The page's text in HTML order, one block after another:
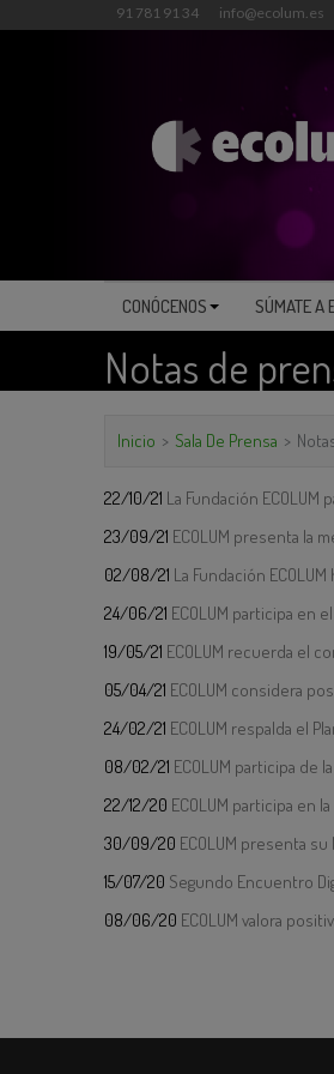
91 781 91 34 info@ecolum.es
CONÓCENOS SÚMATE A
Notas de
Inicio > Sala De Prensa >
22/10/21 La Fundación
23/09/21 ECOLUM presenta la
02/08/21 La Fundación
24/06/21 ECOLUM participa en
19/05/21 ECOLUM recuerda el
05/04/21 ECOLUM considera
24/02/21 ECOLUM respalda el
08/02/21 ECOLUM participa de
22/12/20 ECOLUM participa en
30/09/20 ECOLUM presenta
15/07/20 Segundo Encuentro
08/06/20 ECOLUM valora